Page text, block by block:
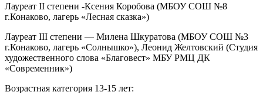
Лауреат II степени -Ксения Коробова (МБОУ СОШ №8
г.Конаково, лагерь «Лесная сказка»)
Лауреат III степени — Милена Шкуратова (МБОУ СОШ №3
г.Конаково, лагерь «Солнышко»), Леонид Желтовский (Студия
художественного слова «Благовест» МБУ РМЦ ДК
«Современник»)
Возрастная категория 13-15 лет: